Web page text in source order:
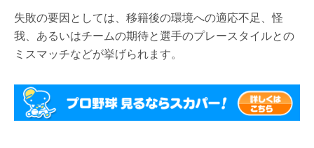
失敗の要因としては、移籍後の環境への適応不足、怪
我、あるいはチームの期待と選手のプレースタイルとの
ミスマッチなどが挙げられます。